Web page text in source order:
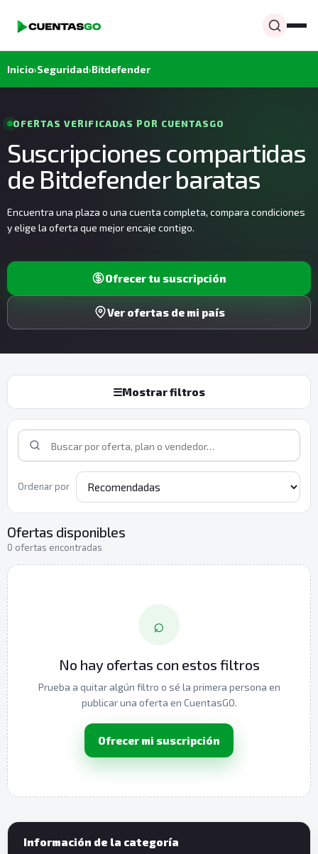
Inicio›Seguridad›Bitdefender
OFERTAS VERIFICADAS POR CUENTASGO
Suscripciones compartidas
de Bitdefender baratas
Encuentra una plaza o una cuenta completa, compara condiciones
y elige la oferta que mejor encaje contigo.
Ofrecer tu suscripción
Ver ofertas de mi país
☰Mostrar filtros
Ordenar por
Ofertas disponibles
0 ofertas encontradas
⌕
No hay ofertas con estos filtros
Prueba a quitar algún filtro o sé la primera persona en
publicar una oferta en CuentasGO.
Ofrecer mi suscripción
Información de la categoría